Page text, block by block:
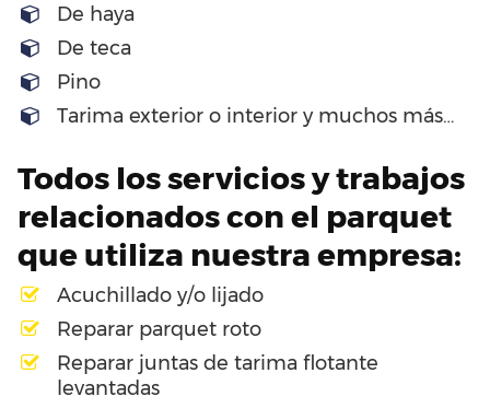
De haya
De teca
Pino
Tarima exterior o interior y muchos más…
Todos los servicios y trabajos
relacionados con el parquet
que utiliza nuestra empresa:
Acuchillado y/o lijado
Reparar parquet roto
Reparar juntas de tarima flotante
levantadas